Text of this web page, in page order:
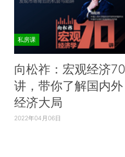
私房课
向松祚：宏观经济70
讲，带你了解国内外
经济大局
2022年04月06日